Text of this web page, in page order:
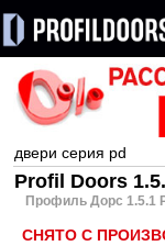
двери серия pd
Profil Doors
Профиль Дорс 1.5.1
СНЯТО С